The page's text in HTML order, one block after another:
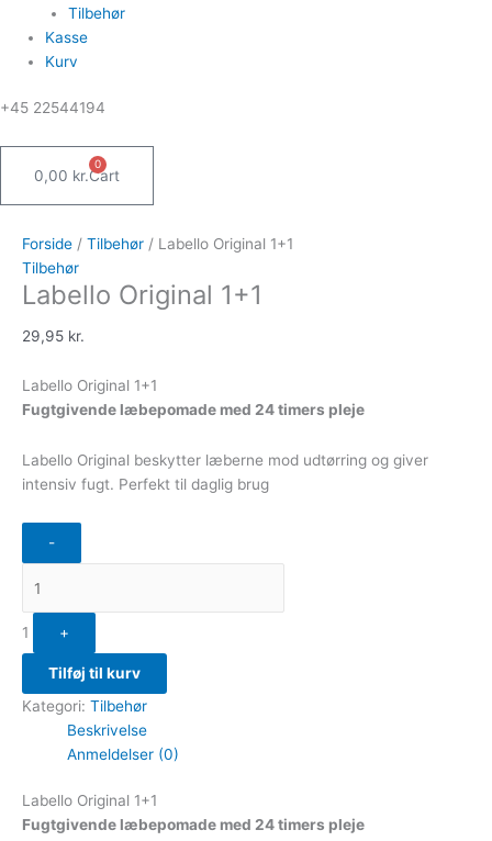
Tilbehør
Kasse
Kurv
‪+45 22544194
0,00 kr.
0
Cart
Forside / Tilbehør / Labello Original 1+1
Tilbehør
Labello Original 1+1
29,95 kr.
Labello Original 1+1
Fugtgivende læbepomade med 24 timers pleje
Labello Original beskytter læberne mod udtørring og giver
intensiv fugt. Perfekt til daglig brug
-
1 +
Tilføj til kurv
Kategori: Tilbehør
Beskrivelse
Anmeldelser (0)
Labello Original 1+1
Fugtgivende læbepomade med 24 timers pleje